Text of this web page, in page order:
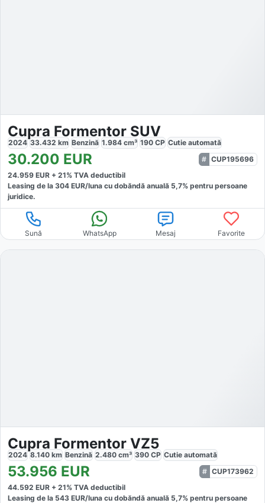
Cupra Formentor SUV
2024 33.432 km Benzină 1.984 cm³ 190 CP Cutie automată
30.200 EUR
CUP195696
24.959 EUR + 21% TVA deductibil
Leasing de la 304 EUR/luna cu dobăndă anuală 5,7% pentru persoane
juridice.
Sună WhatsApp Mesaj Favorite
Cupra Formentor VZ5
2024 8.140 km Benzină 2.480 cm³ 390 CP Cutie automată
53.956 EUR
CUP173962
44.592 EUR + 21% TVA deductibil
Leasing de la 543 EUR/luna cu dobăndă anuală 5,7% pentru persoane